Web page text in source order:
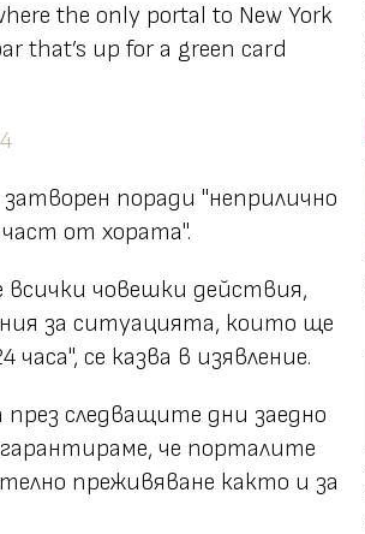
the only portal to New York
that’s up for a green card
поради "неприлично
от хората".
всички човешки действия,
за ситуацията, които ще
се казва в изявление.
следващите дни заедно
че порталите
преживяване както и за